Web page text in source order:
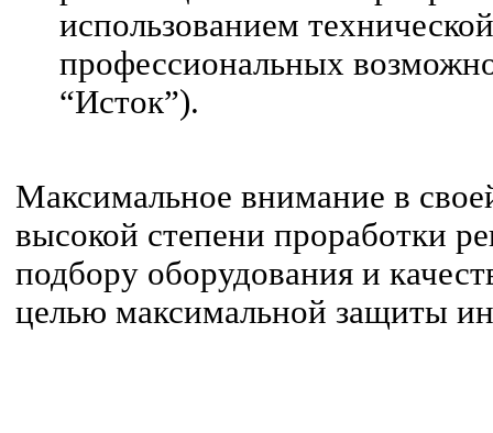
использованием
профессиональных
“Исток”).
Максимальное внимание в
высокой степени проработки
подбору оборудования и
целью максимальной защиты